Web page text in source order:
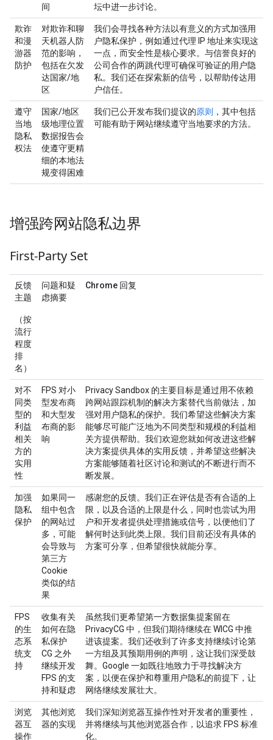
间 坛中进一步讨论。
欺诈
和漫
游器
防护
对欺诈和聊
天机器人防
范的影响，
包括在欠发
达国家/地
区
我们会寻找各种方法以有意义的方式加强用
户隐私保护，例如通过代理 IP 地址来实现这
一点，而安全性是核心要求。与信誉良好的
公司合作的两跳代理可确保可验证的用户隐
私。我们还在探索新的信号，以帮助传达用
户信任。
遵守
当地
隐私
权法
国家/地区
级地理位置
数据报告会
使遵守更精
细的本地法
规变得困难
我们已公开发布我们提议的原则 ，其中包括
可能有助于网站继续遵守当地要求的方法。
增强跨网站隐私边界
First-Party Set
反馈
主题
（按
流行
程度
排
名）
问题和疑
虑摘要
Chrome 回复
对不
同类
型的
利益
相关
方的
实用
性
FPS 对小
型发布商
和大型发
布商的影
响
Privacy Sandbox 的主要目标是通过用不依赖
跨网站跟踪机制的解决方案替代当前做法，加
强对用户隐私的保护。我们希望这些解决方案
能够尽可能广泛地为不同类型和规模的利益相
关方提供帮助。我们欢迎您就如何改进这些解
决方案提供具体的实用反馈，并希望这些解决
方案能够随着社区讨论和测试的不断进行而不
断发展。
加强
隐私
保护
如果同一
组中包含
的网站过
多，可能
会导致与
第三方
Cookie
类似的结
果
感谢您的反馈。我们正在评估是否有合适的上
限，以及合适的上限是什么，同时也尝试为用
户和开发者提供处理措施或信号，以便他们了
解何时达到此类上限。我们目前还没有具体的
方案可分享，但希望很快就能分享。
FPS
的生
态系
统支
持
收集有关
如何在隐
私保护
CG 之外
继续开发
FPS 的支
持和疑虑
虽然我们更希望第一方数据集提案留在
PrivacyCG 中，但我们期待继续在 WICG 中推
进该提案。我们还收到了许多支持继续讨论第
一方组及其预期用例的声明，这让我们深受鼓
舞。Google 一如既往地致力于寻找解决方
案，以便在保护和尊重用户隐私的前提下，让
网络继续发展壮大。
浏览
器互
操作
其他浏览
器的实现
我们深知浏览器互操作性对开发者的重要性，
并将继续与其他浏览器合作，以追求 FPS 标准
化。